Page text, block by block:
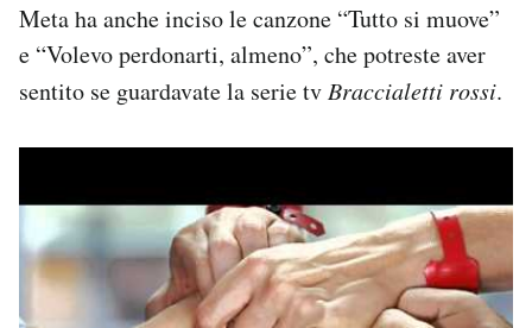
Meta ha anche inciso le canzone “Tutto si muove”
e “Volevo perdonarti, almeno”, che potreste aver
sentito se guardavate la serie tv Braccialetti rossi.